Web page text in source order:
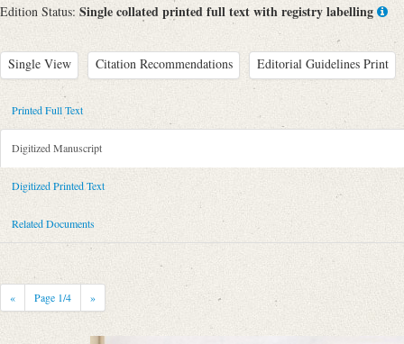
Edition Status: Single collated printed full text with registry labelling
Single View Citation Recommendations Editorial Guidelines Print
Metadata Concerning Header
Sender: August Wilhelm von Schlegel
Recipient: August Böckh
Place of Dispatch: Bonn
Date: 12.01.1843
Notations: Empfangsort erschlossen.
Printed Text
Provider: Dresden, Sächsische Landesbibliothek - Staats- und
Printed Full Text
Digitized Manuscript
Digitized Printed Text
Related Documents
« Page 1/4 »